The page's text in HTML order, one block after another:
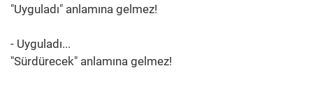
"Uyguladı" anlamına gelmez!
- Uyguladı...
"Sürdürecek" anlamına gelmez!